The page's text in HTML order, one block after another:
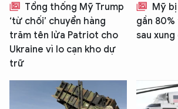
Tổng thống Mỹ Trump
‘từ chối’ chuyển hàng
trăm tên lửa Patriot cho
Ukraine vì lo cạn kho dự
trữ
Mỹ
gần 80%
sau
An Ninh Thủ Đô nhé. Tôi sẵn